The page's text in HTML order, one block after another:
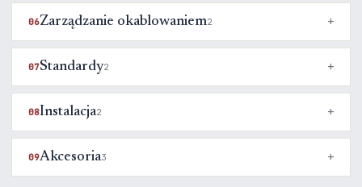
06Zarządzanie okablowaniem2
07Standardy2
08Instalacja2
09Akcesoria3